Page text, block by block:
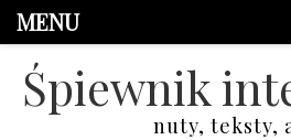
MENU
Śpiewnik
nuty, teksty,